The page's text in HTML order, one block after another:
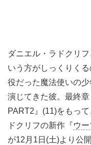
ダニエル・ラドクリ
いう方がしっくりく
役だった魔法使いの
演じてきた彼。最終
PART2』(11)をもっ
ドクリフの新作『ウ
が12月1日(土)より公